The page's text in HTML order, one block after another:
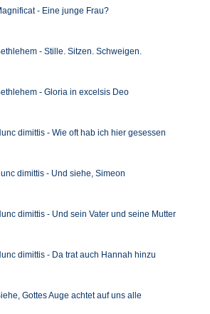
- Eine junge Frau?
- Stille. Sitzen. Schweigen.
- Gloria in excelsis Deo
dimittis - Wie oft hab ich hier gesessen
dimittis - Und siehe, Simeon
dimittis - Und sein Vater und seine Mutter
dimittis - Da trat auch Hannah hinzu
Gottes Auge achtet auf uns alle